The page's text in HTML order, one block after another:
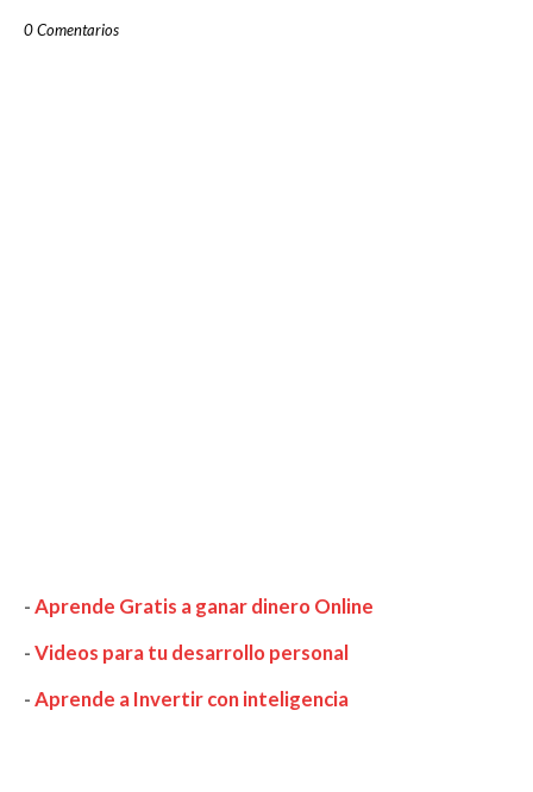
0 Comentarios
-Aprende Gratis a ganar dinero Online
-Videos para tu desarrollo personal
-Aprende a Invertir con inteligencia